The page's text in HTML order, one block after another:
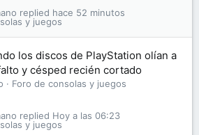
y juegos
hace 52 minutos
los discos de PlayStation olían a
y césped recién cortado
Foro de consolas y juegos
y juegos
Hoy a las 06:23